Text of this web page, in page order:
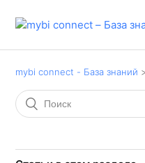
mybi connect - База знаний